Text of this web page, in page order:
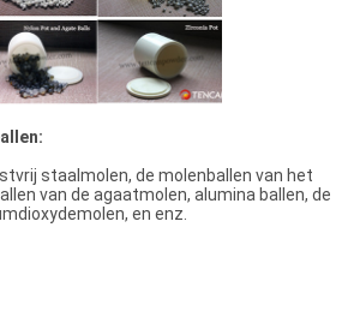
staalmolen, de molenballen van het
van de agaatmolen, alumina ballen, de
en enz.